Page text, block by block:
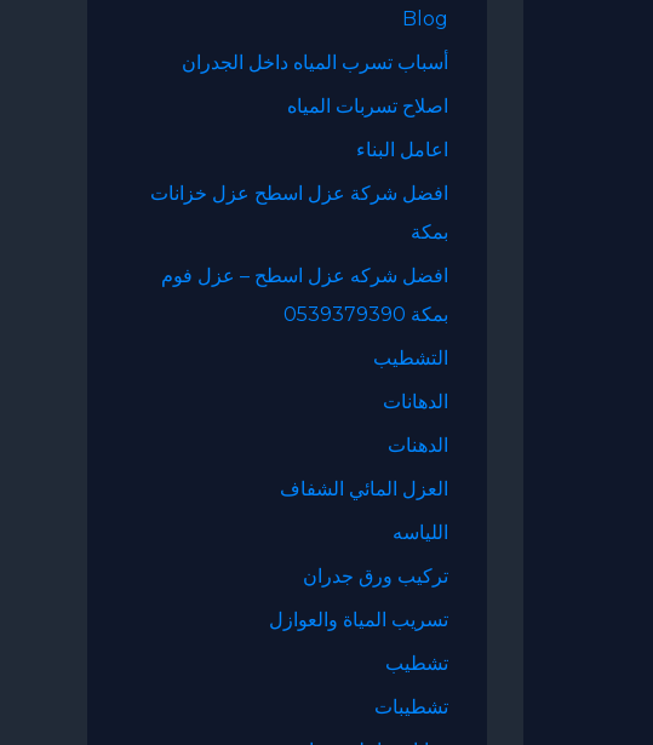
Blog
أسباب تسرب المياه داخل الجدران
اصلاح تسربات المياه
اعامل البناء
افضل شركة عزل اسطح عزل خزانات
بمكة
افضل شركه عزل اسطح – عزل فوم
بمكة 0539379390
التشطيب
الدهانات
الدهنات
العزل المائي الشفاف
اللياسه
تركيب ورق جدران
تسريب المياة والعوازل
تشطيب
تشطيبات